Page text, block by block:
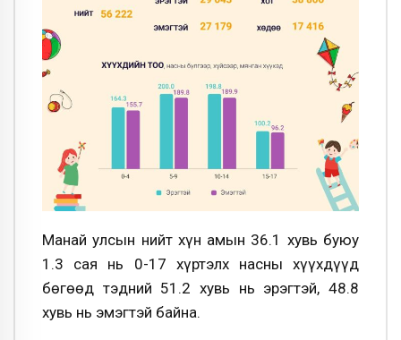
Манай улсын нийт хүн амын 36.1 хувь буюу
1.3 сая нь 0-17 хүртэлх насны хүүхдүүд
бөгөөд тэдний 51.2 хувь нь эрэгтэй, 48.8
хувь нь эмэгтэй байна.